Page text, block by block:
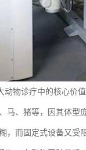
动物诊疗中的核心价值
马、猪等，因其体型
，而固定式设备又受